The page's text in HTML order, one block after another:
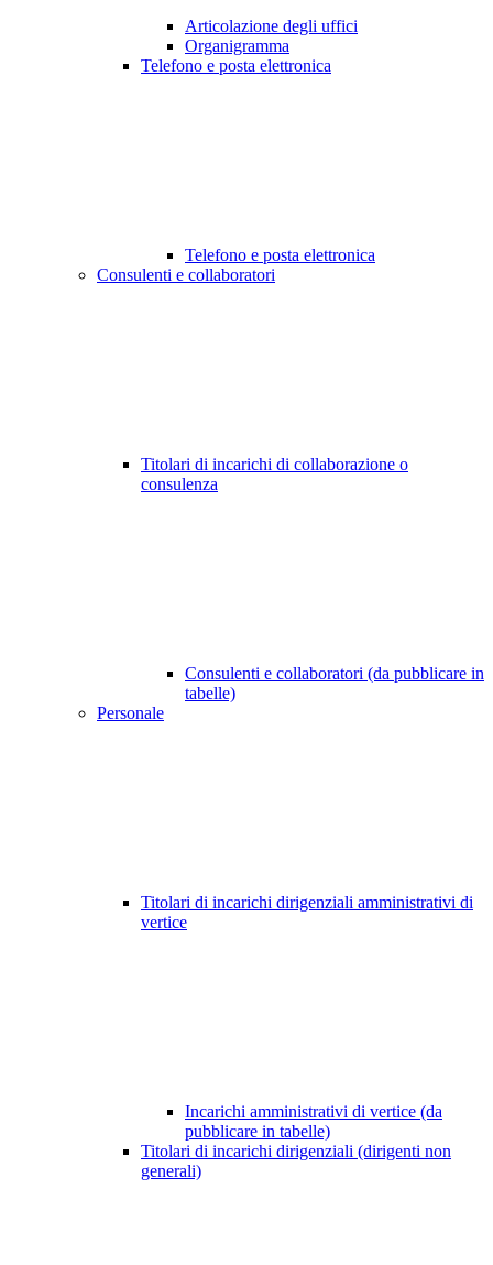
Articolazione degli uffici
Organigramma
Telefono e posta elettronica
Telefono e posta elettronica
Consulenti e collaboratori
Titolari di incarichi di collaborazione o
consulenza
Consulenti e collaboratori (da pubblicare in
tabelle)
Personale
Titolari di incarichi dirigenziali amministrativi di
vertice
Incarichi amministrativi di vertice (da
pubblicare in tabelle)
Titolari di incarichi dirigenziali (dirigenti non
generali)